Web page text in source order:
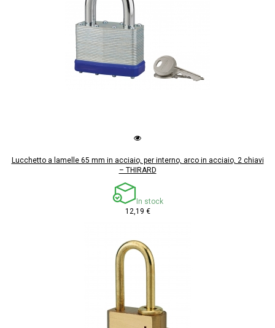
Lucchetto a lamelle 65 mm in acciaio, per interno, arco in acciaio, 2 chiavi
– THIRARD
In stock
12,19 €